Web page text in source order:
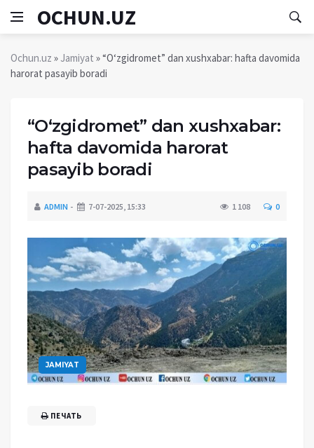
OCHUN.UZ
Ochun.uz » Jamiyat » “O‘zgidromet” dan xushxabar: hafta davomida
harorat pasayib boradi
“O‘zgidromet” dan xushxabar:
hafta davomida harorat
pasayib boradi
ADMIN 7-07-2025, 15:33 1 108 0
JAMIYAT
ПЕЧАТЬ